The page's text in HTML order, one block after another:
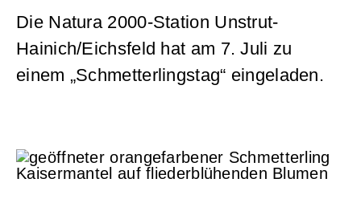
Die Natura 2000-Station Unstrut-
Hainich/Eichsfeld hat am 7. Juli zu
einem „Schmetterlingstag“ eingeladen.